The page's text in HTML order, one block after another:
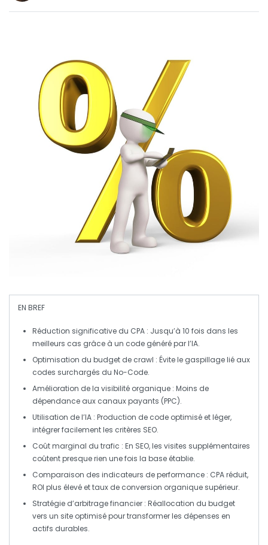
EN BREF
Réduction significative du CPA : Jusqu’à 10 fois dans les
meilleurs cas grâce à un code généré par l’IA.
Optimisation du budget de crawl : Évite le gaspillage lié aux
codes surchargés du No-Code.
Amélioration de la visibilité organique : Moins de
dépendance aux canaux payants (PPC).
Utilisation de l’IA : Production de code optimisé et léger,
intégrer facilement les critères SEO.
Coût marginal du trafic : En SEO, les visites supplémentaires
coûtent presque rien une fois la base établie.
Comparaison des indicateurs de performance : CPA réduit,
ROI plus élevé et taux de conversion organique supérieur.
Stratégie d’arbitrage financier : Réallocation du budget
vers un site optimisé pour transformer les dépenses en
actifs durables.